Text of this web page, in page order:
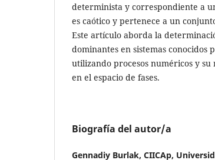
determinista y correspondiente a
es caótico y pertenece a un
Este artículo aborda la
dominantes en sistemas conocidos
utilizando procesos numéricos y
en el espacio de fases.
Biografía del autor/a
Gennadiy Burlak, CIICAp,